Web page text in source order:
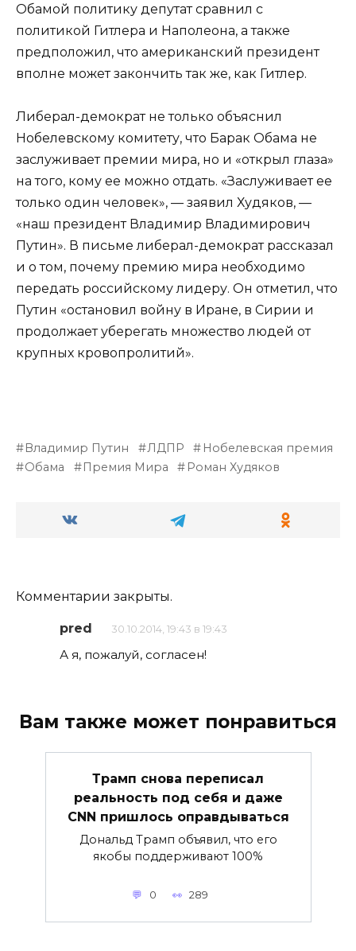
Обамой политику депутат сравнил с
политикой Гитлера и Наполеона, а также
предположил, что американский президент
вполне может закончить так же, как Гитлер.
Либерал-демократ не только объяснил
Нобелевскому комитету, что Барак Обама не
заслуживает премии мира, но и «открыл глаза»
на того, кому ее можно отдать. «Заслуживает ее
только один человек», — заявил Худяков, —
«наш президент Владимир Владимирович
Путин». В письме либерал-демократ рассказал
и о том, почему премию мира необходимо
передать российскому лидеру. Он отметил, что
Путин «остановил войну в Иране, в Сирии и
продолжает уберегать множество людей от
крупных кровопролитий».
Владимир Путин ЛДПР
Нобелевская премия
Обама
Премия Мира Роман Худяков
Комментарии закрыты.
pred 30.10.2014, 19:43 в 19:43
А я, пожалуй, согласен!
Вам также может понравиться
Трамп снова переписал
реальность под себя и даже
CNN пришлось оправдываться
Дональд Трамп объявил, что его
якобы поддерживают 100%
0 289